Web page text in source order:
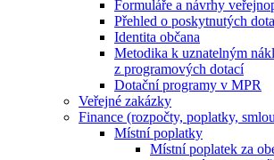
Formuláře a návrhy
Přehled o poskytnutých
Identita občana
Metodika k uznatelným
z programových dotací
Dotační programy v MPR
Veřejné zakázky
Finance (rozpočty, poplatky,
Místní poplatky
Místní poplatek za